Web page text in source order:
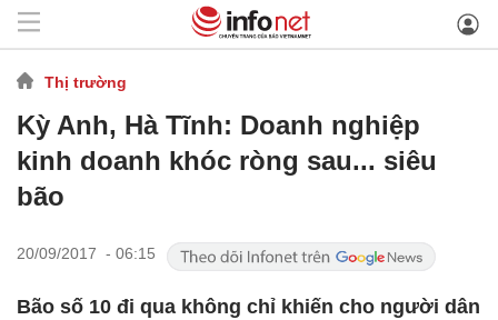
Thị trường
Kỳ Anh, Hà Tĩnh: Doanh nghiệp
kinh doanh khóc ròng sau... siêu
bão
20/09/2017 - 06:15
Bão số 10 đi qua không chỉ khiến cho người dân